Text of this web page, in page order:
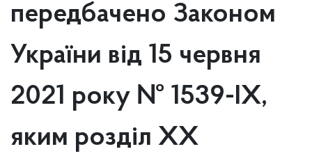
передбачено Законом
України від 15 червня
2021 року № 1539-IX,
яким розділ ХХ